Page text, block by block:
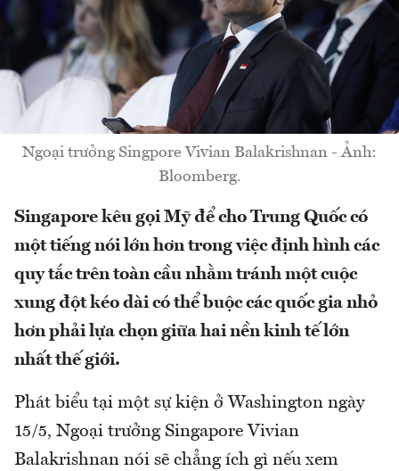
Ngoại trưởng Singpore Vivian Balakrishnan - Ảnh:
Bloomberg.
Singapore kêu gọi Mỹ để cho Trung Quốc có
một tiếng nói lớn hơn trong việc định hình các
quy tắc trên toàn cầu nhằm tránh một cuộc
xung đột kéo dài có thể buộc các quốc gia nhỏ
hơn phải lựa chọn giữa hai nền kinh tế lớn
nhất thế giới.
Phát biểu tại một sự kiện ở Washington ngày
15/5, Ngoại trưởng Singapore Vivian
Balakrishnan nói sẽ chẳng ích gì nếu xem